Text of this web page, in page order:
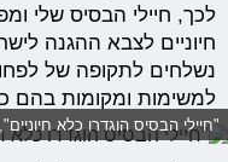
לכך, חיילי הבסיס שלי
חיוניים לצבא ההגנה
נשלחים לתקופה של
למשימות ומקומות בהם
"חיילי הבסיס הוגדרו כלא